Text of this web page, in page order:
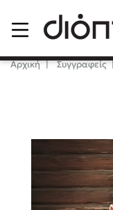
Το
Αρχική Συγγραφείς